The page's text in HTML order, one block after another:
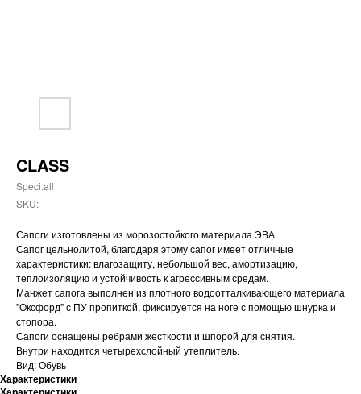
CLASS
Speci.all
SKU:
Сапоги изготовлены из морозостойкого материала ЭВА.
Сапог цельнолитой, благодаря этому сапог имеет отличные
характеристики: влагозащиту, небольшой вес, амортизацию,
теплоизоляцию и устойчивость к агрессивным средам.
Манжет сапога выполнен из плотного водоотталкивающего материала
"Оксфорд" с ПУ пропиткой, фиксируется на ноге с помощью шнурка и
стопора.
Сапоги оснащены ребрами жесткости и шпорой для снятия.
Внутри находится четырехслойный утеплитель.
Вид: Обувь
Характеристики